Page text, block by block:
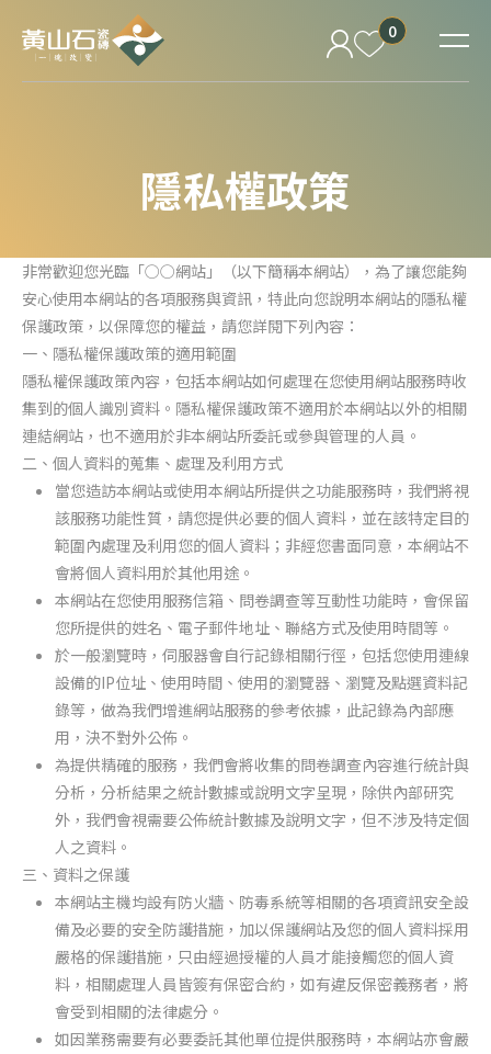
0
隱私權政策
非常歡迎您光臨「○○網站」（以下簡稱本網站），為了讓您能夠
安心使用本網站的各項服務與資訊，特此向您說明本網站的隱私權
保護政策，以保障您的權益，請您詳閱下列內容：
一、隱私權保護政策的適用範圍
隱私權保護政策內容，包括本網站如何處理在您使用網站服務時收
集到的個人識別資料。隱私權保護政策不適用於本網站以外的相關
連結網站，也不適用於非本網站所委託或參與管理的人員。
二、個人資料的蒐集、處理及利用方式
當您造訪本網站或使用本網站所提供之功能服務時，我們將視
該服務功能性質，請您提供必要的個人資料，並在該特定目的
範圍內處理及利用您的個人資料；非經您書面同意，本網站不
會將個人資料用於其他用途。
本網站在您使用服務信箱、問卷調查等互動性功能時，會保留
您所提供的姓名、電子郵件地址、聯絡方式及使用時間等。
於一般瀏覽時，伺服器會自行記錄相關行徑，包括您使用連線
設備的IP位址、使用時間、使用的瀏覽器、瀏覽及點選資料記
錄等，做為我們增進網站服務的參考依據，此記錄為內部應
用，決不對外公佈。
為提供精確的服務，我們會將收集的問卷調查內容進行統計與
分析，分析結果之統計數據或說明文字呈現，除供內部研究
外，我們會視需要公佈統計數據及說明文字，但不涉及特定個
人之資料。
三、資料之保護
本網站主機均設有防火牆、防毒系統等相關的各項資訊安全設
備及必要的安全防護措施，加以保護網站及您的個人資料採用
嚴格的保護措施，只由經過授權的人員才能接觸您的個人資
料，相關處理人員皆簽有保密合約，如有違反保密義務者，將
會受到相關的法律處分。
如因業務需要有必要委託其他單位提供服務時，本網站亦會嚴